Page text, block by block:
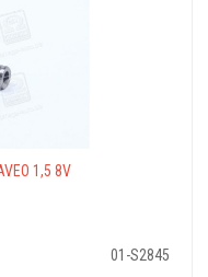
1,5 8V
01-S2845